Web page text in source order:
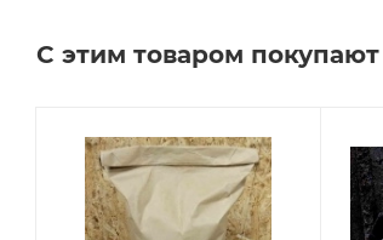
С этим товаром покупают